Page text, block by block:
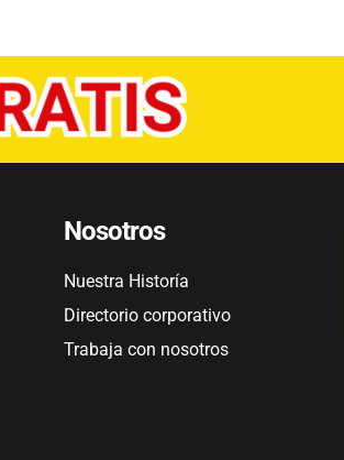
Nosotros
Nuestra Historía
Directorio corporativo
Trabaja con nosotros